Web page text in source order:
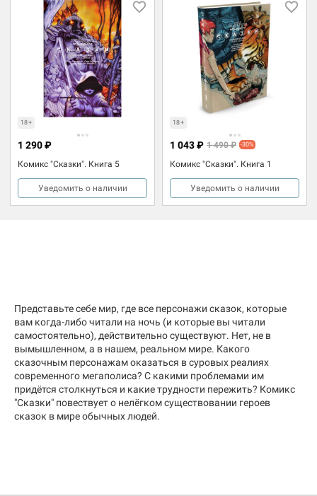
18+
Комикс "Сказки". Книга 5
1 290 ₽
Уведомить о наличии
18+
Комикс "Сказки". Книга 1
1 043 ₽ 1 490 ₽ -30%
Уведомить о наличии
Представьте себе мир, где все персонажи сказок, которые
вам когда-либо читали на ночь (и которые вы читали
самостоятельно), действительно существуют. Нет, не в
вымышленном, а в нашем, реальном мире. Какого
сказочным персонажам оказаться в суровых реалиях
современного мегаполиса? С какими проблемами им
придётся столкнуться и какие трудности пережить? Комикс
"Сказки" повествует о нелёгком существовании героев
сказок в мире обычных людей.